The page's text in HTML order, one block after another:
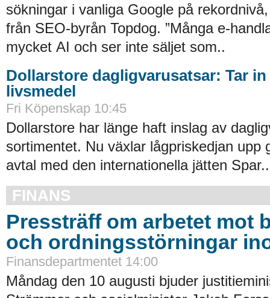
sökningar i vanliga Google på
från SEO-byrån Topdog. ”Många e-
mycket AI och ser inte säljet som..
Dollarstore dagligvarusatsar: Tar in
livsmedel
Fri Köpenskap 10:45
Dollarstore har länge haft inslag av
sortimentet. Nu växlar lågpriskedjan upp
avtal med den internationella jätten
FINANS
Pressträff om arbetet mot
och ordningsstörningar
Finansdepartmentet 14:00
Måndag den 10 augusti bjuder